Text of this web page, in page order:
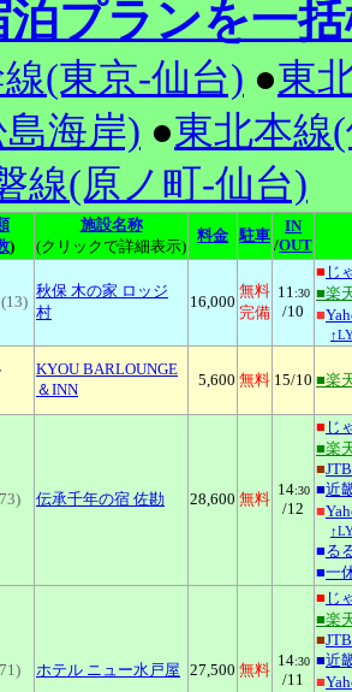
泊プランを一
(東京-仙台) ●東
海岸) ●東北本線
線(原ノ町-仙台)
)
施設名称
(クリックで詳細表示)
料金 駐車
IN
/OUT
(13)
秋保 木の家 ロッジ
村
16,000
無料
完備
11:30
/10
■ じ
■楽
■
KYOU BARLOUNGE
＆INN
5,600 無料 15/10 ■楽
伝承千年の宿 佐勘 28,600 無料
14:30
/12
■ じ
■楽
■JTB
■近
■
■る
■一
ホテル ニュー水戸屋 27,500 無料
14:30
/11
■ じ
■楽
■JTB
■近
■